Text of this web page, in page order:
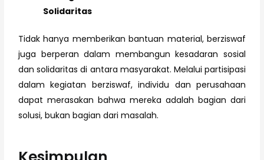
Solidaritas
Tidak hanya memberikan bantuan material, berziswaf
juga berperan dalam membangun kesadaran sosial
dan solidaritas di antara masyarakat. Melalui partisipasi
dalam kegiatan berziswaf, individu dan perusahaan
dapat merasakan bahwa mereka adalah bagian dari
solusi, bukan bagian dari masalah.